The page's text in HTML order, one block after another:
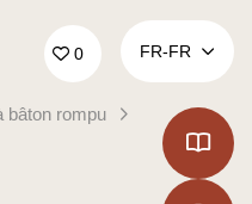
0 FR‑FR
bâton rompu